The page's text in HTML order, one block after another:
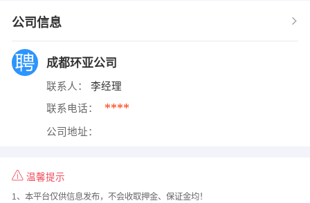
公司信息
成都环亚公司
联系人： 李经理
联系电话： ****
公司地址：
温馨提示
1、本平台仅供信息发布，不会收取押金、保证金均！